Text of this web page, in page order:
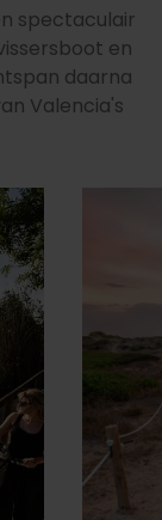
spectaculair
en
daarna
Valencia's